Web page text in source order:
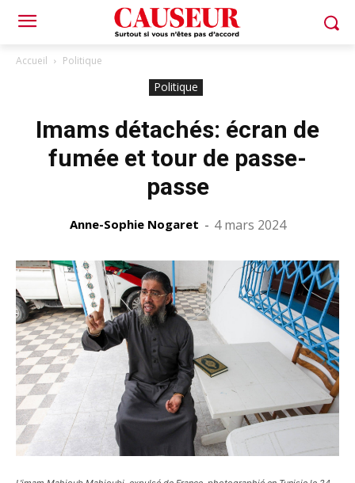
Accueil Politique
Politique
Imams détachés: écran de
fumée et tour de passe-
passe
Anne-Sophie Nogaret - 4 mars 2024